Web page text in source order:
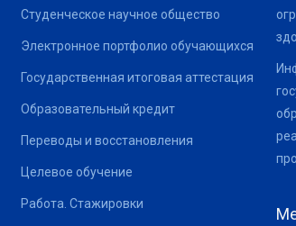
Студенческое научное общество
Электронное портфолио обучающихся
Государственная итоговая аттестация
Образовательный кредит
Переводы и восстановления
Целевое обучение
Работа. Стажировки